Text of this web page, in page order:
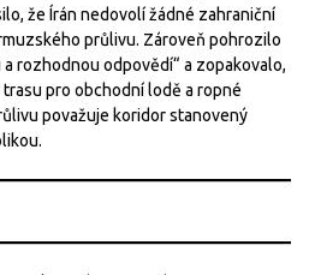
že Írán nedovolí žádné zahraniční
průlivu. Zároveň pohrozilo
rozhodnou odpovědí“ a zopakovalo,
pro obchodní lodě a ropné
považuje koridor stanovený